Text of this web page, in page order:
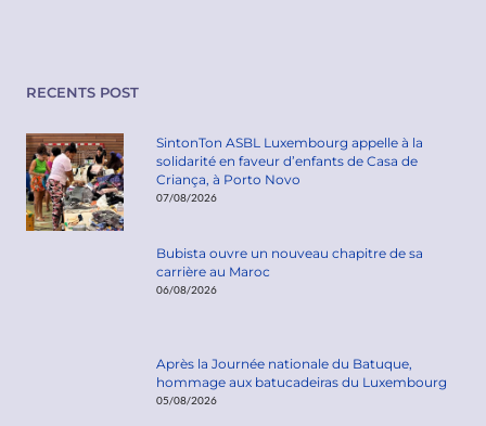
RECENTS POST
SintonTon ASBL Luxembourg appelle à la
solidarité en faveur d’enfants de Casa de
Criança, à Porto Novo
07/08/2026
Bubista ouvre un nouveau chapitre de sa
carrière au Maroc
06/08/2026
Après la Journée nationale du Batuque,
hommage aux batucadeiras du Luxembourg
05/08/2026